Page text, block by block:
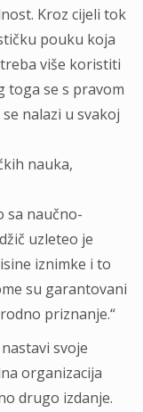
Kroz cijeli tok
pouku koja
više koristiti
toga se s pravom
nalazi u svakoj
nauka,
sa naučno-
uzleteo je
iznimke i to
su garantovani
priznanje.“
svoje
organizacija
drugo izdanje.